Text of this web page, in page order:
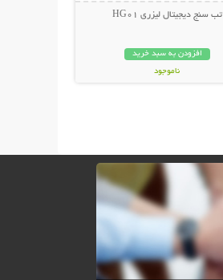
تب سنج دیجیتال لیزری HG01
افزودن به سبد خرید
ناموجود